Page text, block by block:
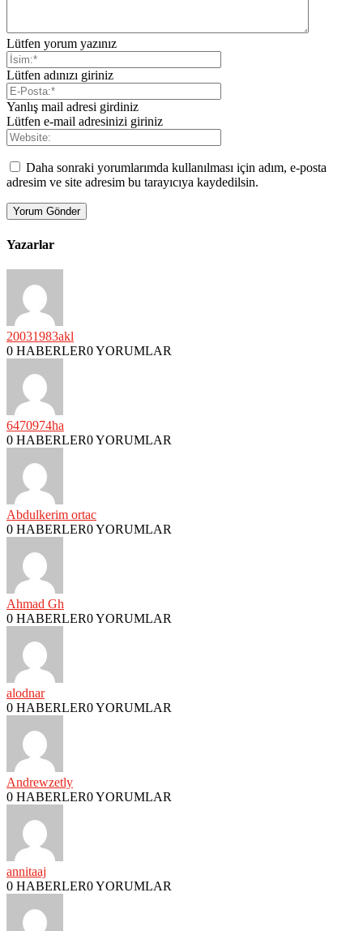
Lütfen yorum yazınız
Lütfen adınızı giriniz
Yanlış mail adresi girdiniz
Lütfen e-mail adresinizi giriniz
Daha sonraki yorumlarımda kullanılması için adım, e-posta
adresim ve site adresim bu tarayıcıya kaydedilsin.
Yazarlar
20031983akl
0 HABERLER0 YORUMLAR
6470974ha
0 HABERLER0 YORUMLAR
Abdulkerim ortac
0 HABERLER0 YORUMLAR
Ahmad Gh
0 HABERLER0 YORUMLAR
alodnar
0 HABERLER0 YORUMLAR
Andrewzetly
0 HABERLER0 YORUMLAR
annitaaj
0 HABERLER0 YORUMLAR